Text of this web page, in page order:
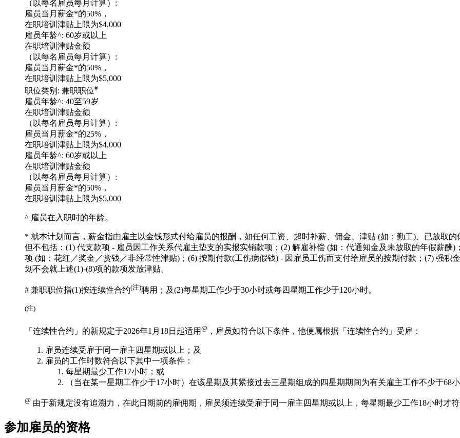
（以每名雇员每月计算）:
雇员当月薪金*的50%，
在职培训津贴上限为$4,000
雇员年龄^: 60岁或以上
在职培训津贴金额
（以每名雇员每月计算）:
雇员当月薪金*的50%，
在职培训津贴上限为$5,000
职位类别: 兼职职位#
雇员年龄^: 40至59岁
在职培训津贴金额
（以每名雇员每月计算）:
雇员当月薪金*的25%，
在职培训津贴上限为$4,000
雇员年龄^: 60岁或以上
在职培训津贴金额
（以每名雇员每月计算）:
雇员当月薪金*的50%，
在职培训津贴上限为$5,000
^ 雇员在入职时的年龄。
* 就本计划而言，薪金指由雇主以金钱形式付给雇员的报酬，如任何工资、超时补薪、佣金、津贴 (如：勤工)、已放取
但不包括：(1) 代支款项 - 雇员因工作关系代雇主垫支的实报实销款项；(2) 解雇补偿 (如：代通知金及未放取的年假薪酬
项 (如：花红／奖金／赏钱／非经常性津贴)；(6) 按期付款(工伤病假钱) - 因雇员工伤而支付给雇员的按期付款；(7) 强积
划不会就上述(1)-(8)项的款项发放津贴。
# 兼职职位指(1)按连续性合约(注)聘用； 及(2)每星期工作少于30小时或每四星期工作少于120小时。
(注)
「连续性合约」的新规定于2026年1月18日起适用 @ ，雇员如符合以下条件，他便属根据「连续性合约」受雇：
雇员连续受雇于同一雇主四星期或以上；及
雇员的工作时数符合以下其中一项条件：
每星期最少工作17小时；或
（当在某一星期工作少于17小时）在该星期及其紧接过去三星期组成的四星期期间为有关雇主工作不少于68
@ 由于新规定没有追溯力，在此日期前的雇佣期，雇员须连续受雇于同㇐雇主四星期或以上，每星期最少工作18小时才
参加雇员的资格